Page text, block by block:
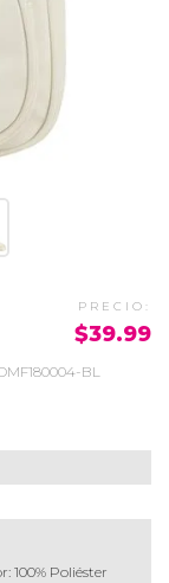
$39.99
BL
100% Poliéster